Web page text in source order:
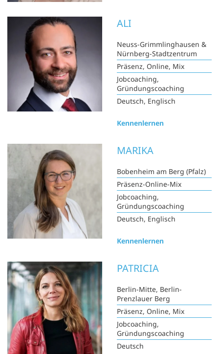
ALI
Neuss-Grimmlinghausen &
Nürnberg-Stadtzentrum
Präsenz, Online, Mix
Jobcoaching,
Gründungscoaching
Deutsch, Englisch
Kennenlernen
MARIKA
Bobenheim am Berg (Pfalz)
Präsenz-Online-Mix
Jobcoaching,
Gründungscoaching
Deutsch, Englisch
Kennenlernen
PATRICIA
Berlin-Mitte, Berlin-
Prenzlauer Berg
Präsenz, Online, Mix
Jobcoaching,
Gründungscoaching
Deutsch